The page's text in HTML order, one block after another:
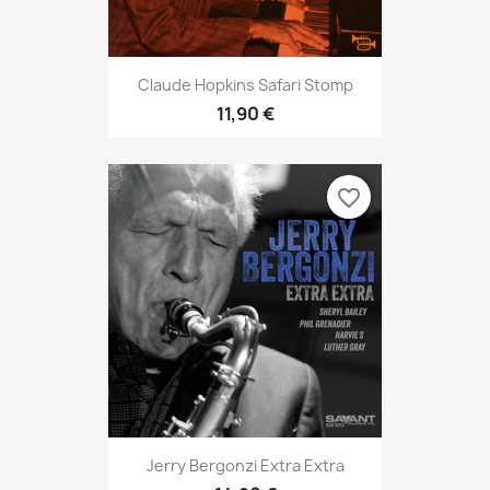
Claude Hopkins Safari Stomp
11,90 €
Jerry Bergonzi Extra Extra
favorite_border